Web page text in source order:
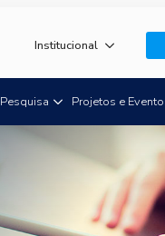
Institucional
Pesquisa Projetos e